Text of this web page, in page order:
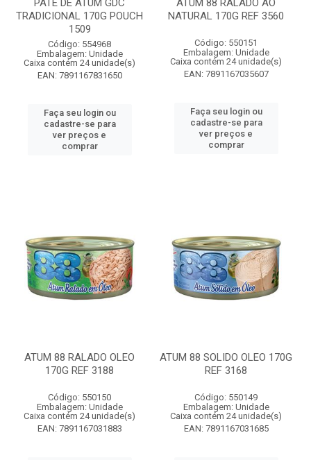
PATE DE ATUM GDC
TRADICIONAL 170G POUCH
1509
Código: 554968
Embalagem: Unidade
Caixa contém 24 unidade(s)
EAN: 7891167831650
Faça seu login ou
cadastre-se para
ver preços e
comprar
ATUM 88 RALADO AO
NATURAL 170G REF 3560
Código: 550151
Embalagem: Unidade
Caixa contém 24 unidade(s)
EAN: 7891167035607
Faça seu login ou
cadastre-se para
ver preços e
comprar
ATUM 88 RALADO OLEO
170G REF 3188
Código: 550150
Embalagem: Unidade
Caixa contém 24 unidade(s)
EAN: 7891167031883
ATUM 88 SOLIDO OLEO 170G
REF 3168
Código: 550149
Embalagem: Unidade
Caixa contém 24 unidade(s)
EAN: 7891167031685